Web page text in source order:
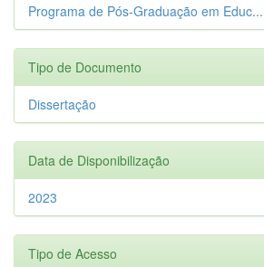
Programa de Pós-Graduação em Educ...
Tipo de Documento
Dissertação
Data de Disponibilização
2023
Tipo de Acesso